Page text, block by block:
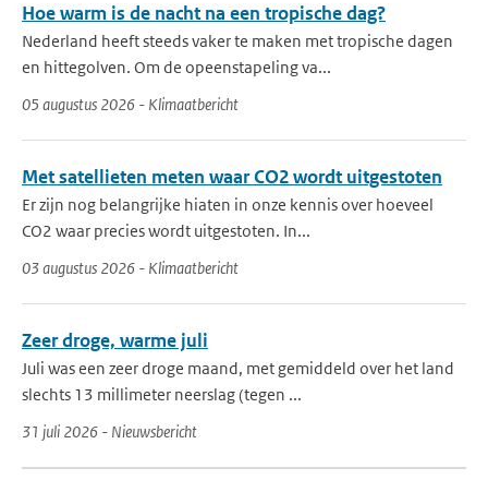
Hoe warm is de nacht na een tropische dag?
Nederland heeft steeds vaker te maken met tropische dagen
en hittegolven. Om de opeenstapeling va...
05 augustus 2026 - Klimaatbericht
Met satellieten meten waar CO2 wordt uitgestoten
Er zijn nog belangrijke hiaten in onze kennis over hoeveel
CO2 waar precies wordt uitgestoten. In...
03 augustus 2026 - Klimaatbericht
Zeer droge, warme juli
Juli was een zeer droge maand, met gemiddeld over het land
slechts 13 millimeter neerslag (tegen ...
31 juli 2026 - Nieuwsbericht